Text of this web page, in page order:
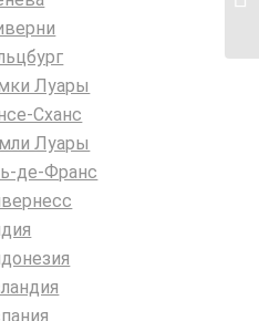
Луары
Сханс
Луары
де-Франс